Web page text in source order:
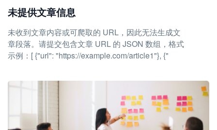
未提供文章信息
未收到文章内容或可爬取的 URL，因此无法生成文
章段落。请提交包含文章 URL 的 JSON 数组，格式
示例：[ {"url": "https://example.com/article1"}, {"